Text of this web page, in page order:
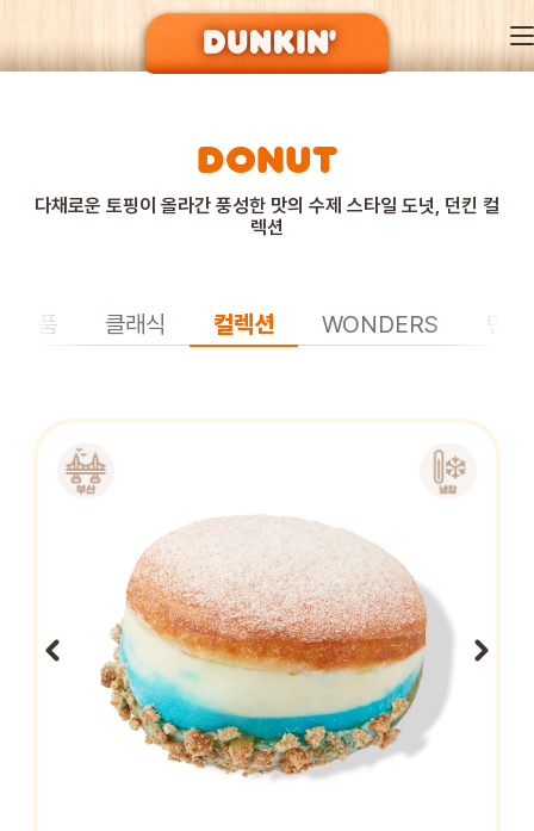
DUNKIN’ OF SEASON
MENU
EVENT
ORDER
DONUT
제품 클래식 컬렉션 WONDERS
다채로운 토핑이 올라간 풍성한 맛의 수제 스타일 도넛, 던킨 컬
렉션